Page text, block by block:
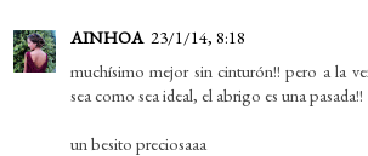
AINHOA 23/1/14, 8:18
muchísimo mejor sin cinturón!! pero a la
sea como sea ideal, el abrigo es una pasada!!
un besito preciosaaa